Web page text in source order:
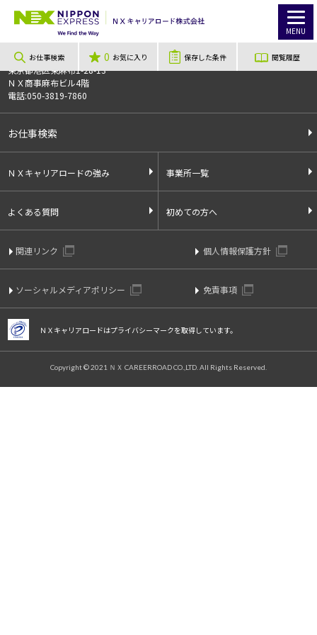
MENU
お仕事検索 0 お気に入り 保存した条件 閲覧履歴
TOP お仕事検索
013537
〒106-0044
東京都港区東麻布1-28-13
ＮＸ商事麻布ビル4階
電話:050-3819-7860
お仕事検索
ＮＸキャリアロードの強み 事業所一覧
よくある質問 初めての方へ
関連リンク 個人情報保護方針
ソーシャルメディアポリシー 免責事項
ＮＸキャリアロードはプライバシーマークを取得しています。
Copyright © 2021 ＮＸ CAREERROAD CO.,LTD. All Rights Reserved.